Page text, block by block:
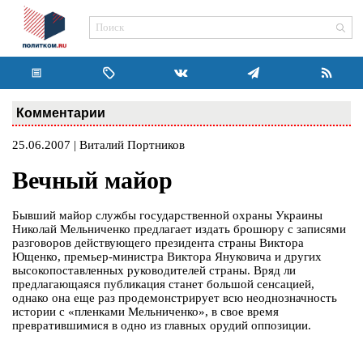
Комментарии
25.06.2007 | Виталий Портников
Вечный майор
Бывший майор службы государственной охраны Украины
Николай Мельниченко предлагает издать брошюру с записями
разговоров действующего президента страны Виктора
Ющенко, премьер-министра Виктора Януковича и других
высокопоставленных руководителей страны. Вряд ли
предлагающаяся публикация станет большой сенсацией,
однако она еще раз продемонстрирует всю неоднозначность
истории с «пленками Мельниченко», в свое время
превратившимися в одно из главных орудий оппозиции.